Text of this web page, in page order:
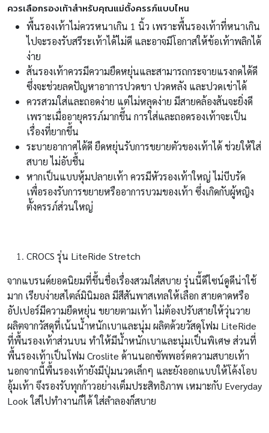
ควรเลือกรองเท้าสำหรับคุณแม่ตั้งครรภ์แบบไหน
พื้นรองเท้าไม่ควรหนาเกิน 1 นิ้ว เพราะพื้นรองเท้าที่หนาเกิน
ไปจะรองรับสรีระเท้าได้ไม่ดี และอาจมีโอกาสให้ข้อเท้าพลิกได้
ง่าย
ส้นรองเท้าควรมีความยืดหยุ่นและสามารถกระจายแรงกดได้ดี
ซึ่งจะช่วยลดปัญหาอาการปวดขา ปวดหลัง และปวดเข่าได้
ควรสวมใส่และถอดง่าย แต่ไม่หลุดง่าย มีสายคล้องส้นจะยิ่งดี
เพราะเมื่ออายุครรภ์มากขึ้น การใส่และถอดรองเท้าจะเป็น
เรื่องที่ยากขึ้น
ระบายอากาศได้ดี ยืดหยุ่นรับการขยายตัวของเท้าได้ ช่วยให้ใส่
สบาย ไม่อับชื้น
หากเป็นแบบหุ้มปลายเท้า ควรมีหัวรองเท้าใหญ่ ไม่บีบรัด
เพื่อรองรับการขยายหรืออาการบวมของเท้า ซึ่งเกิดกับผู้หญิง
ตั้งครรภ์ส่วนใหญ่
CROCS รุ่น LiteRide Stretch
จากแบรนด์ยอดนิยมที่ขึ้นชื่อเรื่องสวมใส่สบาย รุ่นนี้ดีไซน์ดูดีน่าใช้
มาก เรียบง่ายสไตล์มินิมอล มีสีสันพาสเทลให้เลือก สายคาดหรือ
อัปเปอร์มีความยืดหยุ่น ขยายตามเท้า ไม่ต้องปรับสายให้วุ่นวาย
ผลิตจากวัสดุที่เน้นน้ำหนักเบาและนุ่ม ผลิตด้วยวัสดุโฟม LiteRide
ที่พื้นรองเท้าส่วนบน ทำให้มีน้ำหนักเบาและนุ่มเป็นพิเศษ ส่วนที่
พื้นรองเท้าเป็นโฟม Croslite ด้านนอกซัพพอร์ตความสบายเท้า
นอกจากนี้พื้นรองเท้ายังมีปุ่มนวดเล็กๆ และยังออกแบบให้โค้งโอบ
อุ้มเท้า จึงรองรับทุกก้าวอย่างเต็มประสิทธิภาพ เหมาะกับ Everyday
Look ใส่ไปทำงานก็ได้ ใส่ลำลองก็สบาย